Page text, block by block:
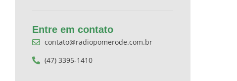
Entre em contato
contato@radiopomerode.com.br
(47) 3395-1410